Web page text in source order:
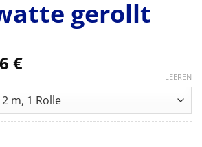
gerollt
€Preisspanne:
bis
4,36 €
LEEREN